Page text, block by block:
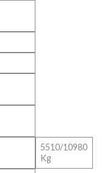
5510/10980
Kg